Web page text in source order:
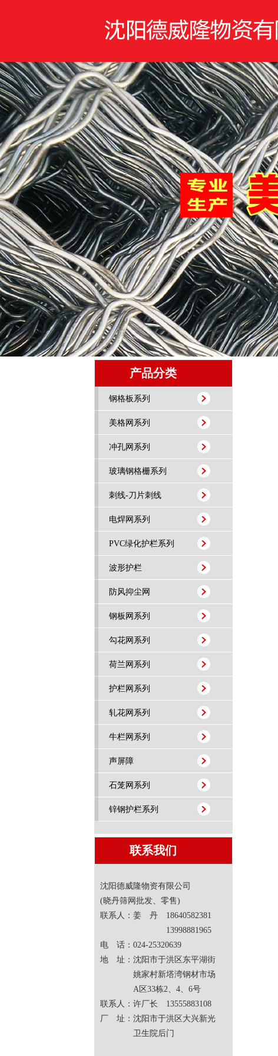
产品分类
钢格板系列
美格网系列
冲孔网系列
玻璃钢格栅系列
刺线-刀片刺线
电焊网系列
PVC绿化护栏系列
波形护栏
防风抑尘网
钢板网系列
勾花网系列
荷兰网系列
护栏网系列
轧花网系列
牛栏网系列
声屏障
石笼网系列
锌钢护栏系列
联系我们
沈阳德威隆物资有限公司
(晓丹筛网批发、零售)
联系人：姜 丹 18640582381
13998881965
电 话：024-25320639
地 址：沈阳市于洪区东平湖街
姚家村新塔湾钢材市场
A区33栋2、4、6号
联系人：许厂长 13555883108
厂 址：沈阳市于洪区大兴新光
卫生院后门